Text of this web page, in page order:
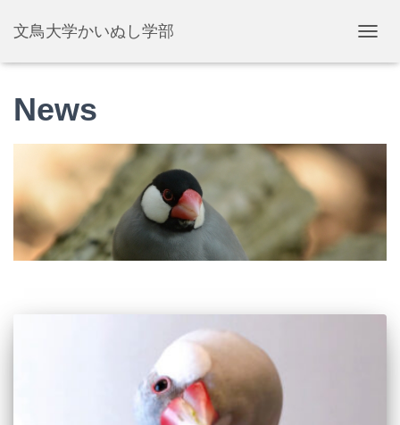
文鳥大学かいぬし学部
ビ
ン
え
News